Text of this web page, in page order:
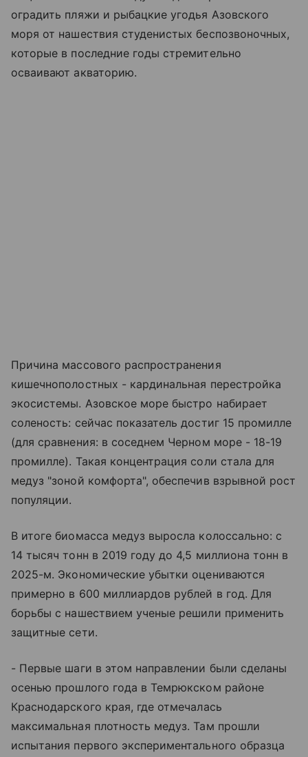
оградить пляжи и рыбацкие угодья Азовского
моря от нашествия студенистых беспозвоночных,
которые в последние годы стремительно
осваивают акваторию.
Причина массового распространения
кишечнополостных - кардинальная перестройка
экосистемы. Азовское море быстро набирает
соленость: сейчас показатель достиг 15 промилле
(для сравнения: в соседнем Черном море - 18-19
промилле). Такая концентрация соли стала для
медуз "зоной комфорта", обеспечив взрывной рост
популяции.
В итоге биомасса медуз выросла колоссально: с
14 тысяч тонн в 2019 году до 4,5 миллиона тонн в
2025-м. Экономические убытки оцениваются
примерно в 600 миллиардов рублей в год. Для
борьбы с нашествием ученые решили применить
защитные сети.
- Первые шаги в этом направлении были сделаны
осенью прошлого года в Темрюкском районе
Краснодарского края, где отмечалась
максимальная плотность медуз. Там прошли
испытания первого экспериментального образца